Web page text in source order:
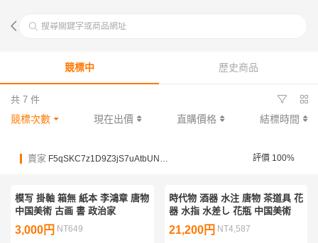
搜尋關鍵字或商品網址
競標中 歷史商品
共 7 件
競標次數 現在出價 直購價格 結標時間
賣家 F5qSKC7z1D9Z3jS7uAtbUN74fEnSQ 評價 100%
模写 掛軸 箱無 紙本 李鴻章 唐物
中国美術 古画 書 政治家
3,000円 NT649
時代物 酒器 水注 唐物 茶道具 花
器 水指 水差し 花瓶 中国美術
21,200円 NT4,587